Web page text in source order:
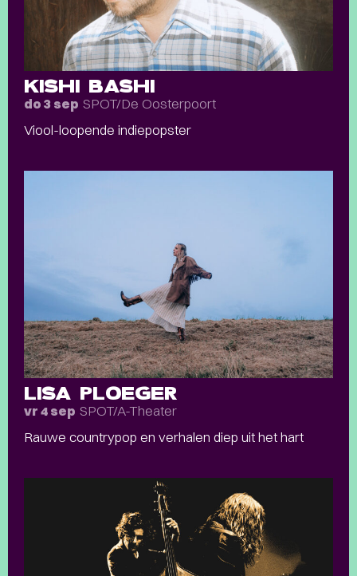
KISHI BASHI
do 3 sep SPOT/De Oosterpoort
Viool-loopende indiepopster
LISA PLOEGER
vr 4 sep SPOT/A-Theater
Rauwe countrypop en verhalen diep uit het hart